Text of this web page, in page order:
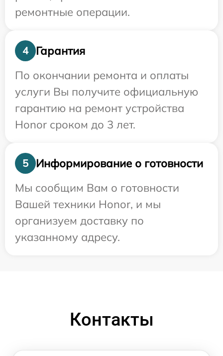
ремонтные операции.
4
Гарантия
По окончании ремонта и оплаты
услуги Вы получите официальную
гарантию на ремонт устройства
Honor сроком до 3 лет.
5
Информирование о готовности
Мы сообщим Вам о готовности
Вашей техники Honor, и мы
организуем доставку по
указанному адресу.
Контакты